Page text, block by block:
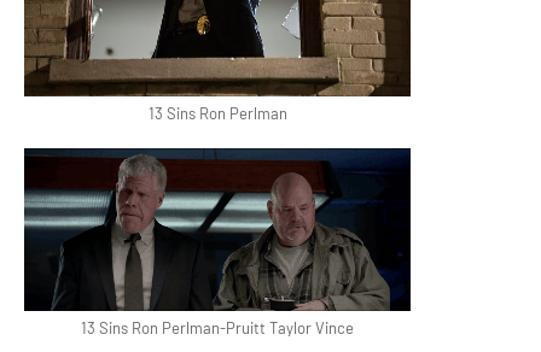
13 Sins Ron Perlman
13 Sins Ron Perlman-Pruitt Taylor Vince